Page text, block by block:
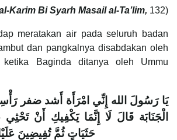
Karim Bi Syarh Masail al-Ta’lim, 132)
meratakan air pada seluruh badan
dan pangkalnya disabdakan oleh
ketika Baginda ditanya oleh Ummu
يَا رَسُولَ الله إِنِّي امْرَأَة أَشد ضفر
الْجَنَابَة قَالَ لَا إِنَّمَا يَكْفِيكِ أَنْ
حَثَيَاتٍ ثُمَّ تُفِيضِينَ